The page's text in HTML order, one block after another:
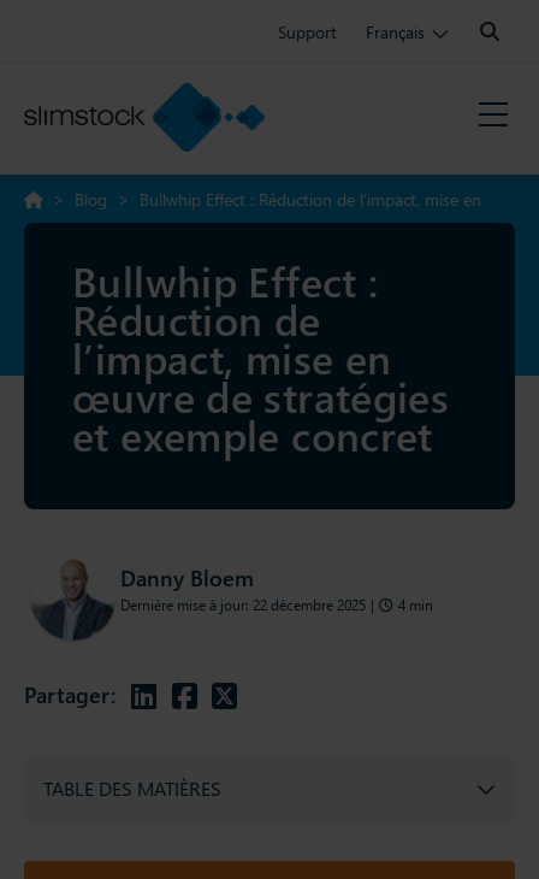
Support Français
Search:
> Blog > Bullwhip Effect : Réduction de l’impact, mise en
œuvre de stratégies et exemple concret
Bullwhip Effect :
Réduction de
l’impact, mise en
œuvre de stratégies
et exemple concret
Partager:
Danny Bloem
Dernière mise à jour: 22 décembre 2025 | 4 min
TABLE DES MATIÈRES